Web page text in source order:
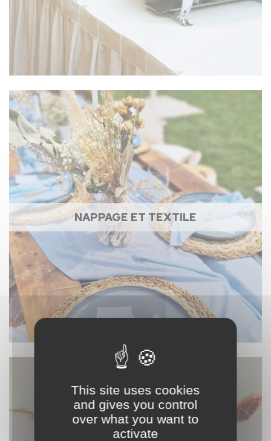
NAPPAGE ET TEXTILE
This site uses cookies
and gives you control
over what you want to
activate